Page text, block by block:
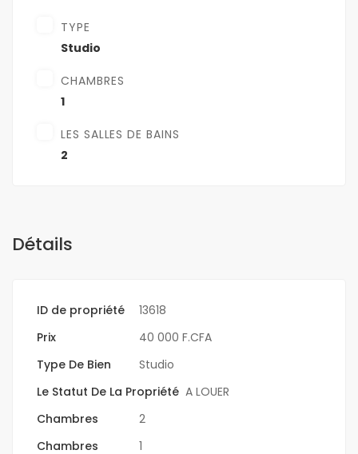
TYPE
Studio
CHAMBRES
1
LES SALLES DE BAINS
2
Détails
ID de propriété
13618
Prix
40 000 F.CFA
Type De Bien
Studio
Le Statut De La Propriété A LOUER
Chambres
2
Chambres
1